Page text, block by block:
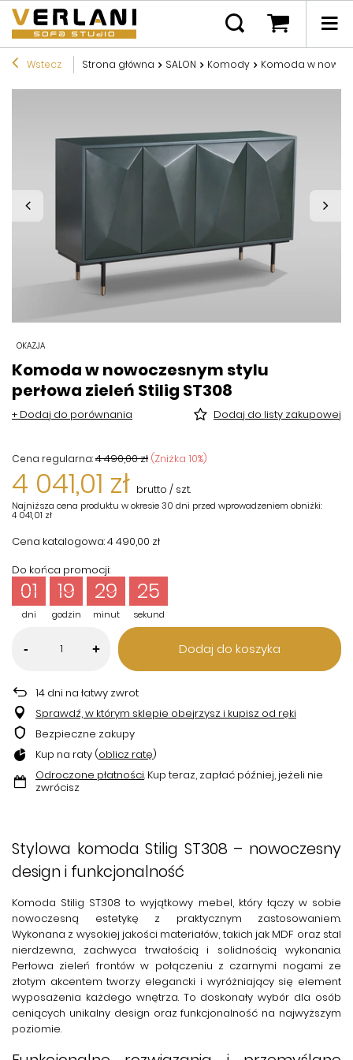
Wstecz Strona główna SALON Komody Komoda w
OKAZJA
Komoda w nowoczesnym stylu
perłowa zieleń Stilig ST308
+ Dodaj do porównania Dodaj do listy zakupowej
Cena regularna:4 490,00 zł (Zniżka 10%)
4 041,01 zł brutto / szt.
Najniższa cena produktu w okresie 30 dni przed wprowadzeniem obniżki:
4 041,01 zł
Cena katalogowa:4 490,00 zł
Do końca promocji:
dni
01
godzin
19
minut
29
sekund
24
- + Dodaj do koszyka
14 dni na łatwy zwrot
Sprawdź, w którym sklepie obejrzysz i kupisz od ręki
Bezpieczne zakupy
Kup na raty (oblicz ratę)
Odroczone płatności. Kup teraz, zapłać później, jeżeli nie
zwrócisz
Stylowa komoda Stilig ST308 – nowoczesny
design i funkcjonalność
Komoda Stilig ST308 to wyjątkowy mebel, który łączy w sobie
nowoczesną estetykę z praktycznym zastosowaniem.
Wykonana z wysokiej jakości materiałów, takich jak MDF oraz stal
nierdzewna, zachwyca trwałością i solidnością wykonania.
Perłowa zieleń frontów w połączeniu z czarnymi nogami ze
złotym akcentem tworzy elegancki i wyróżniający się element
wyposażenia każdego wnętrza. To doskonały wybór dla osób
ceniących unikalny design oraz funkcjonalność na najwyższym
poziomie.